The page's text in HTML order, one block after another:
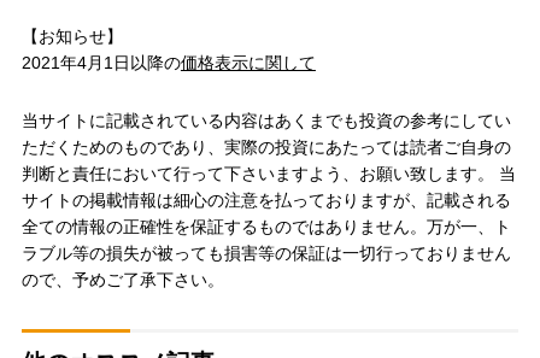
【お知らせ】
2021年4月1日以降の価格表示に関して
当サイトに記載されている内容はあくまでも投資の参考にしてい
ただくためのものであり、実際の投資にあたっては読者ご自身の
判断と責任において行って下さいますよう、お願い致します。 当
サイトの掲載情報は細心の注意を払っておりますが、記載される
全ての情報の正確性を保証するものではありません。万が一、ト
ラブル等の損失が被っても損害等の保証は一切行っておりません
ので、予めご了承下さい。